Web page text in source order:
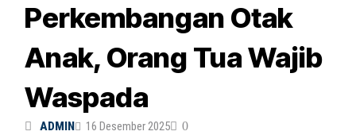
Perkembangan Otak
Anak, Orang Tua Wajib
Waspada
ADMIN 16 Desember 2025 0